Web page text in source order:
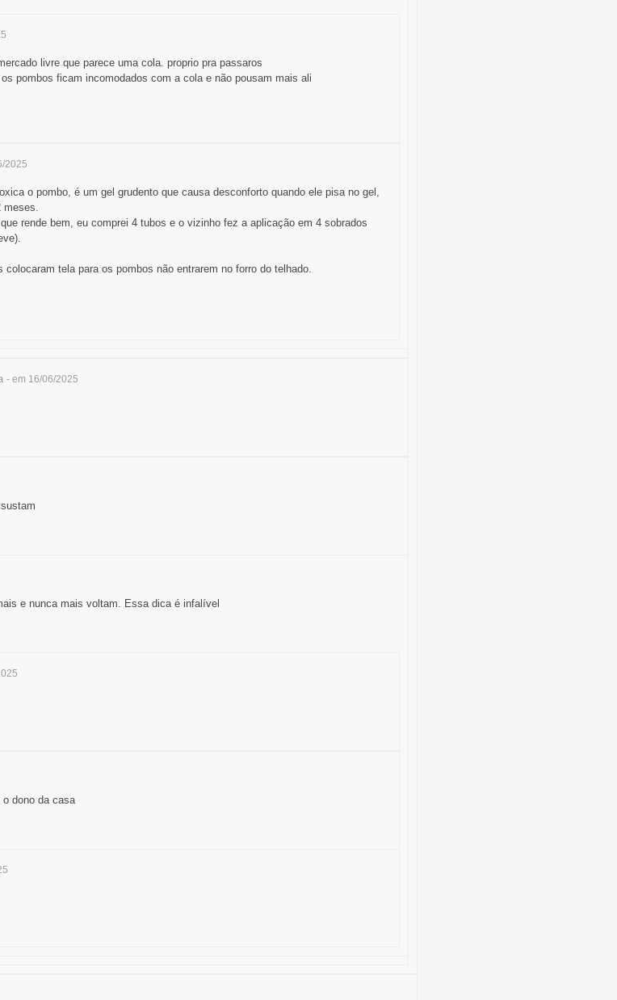
livre que parece uma cola. proprio pra passaros
pombos ficam incomodados com a cola e não pousam mais ali
2025
o pombo, é um gel grudento que causa desconforto quando ele pisa no gel,
meses.
rende bem, eu comprei 4 tubos e o vizinho fez a aplicação em 4 sobrados
tela para os pombos não entrarem no forro do telhado.
- em 16/06/2025
e nunca mais voltam. Essa dica é infalível
dono da casa